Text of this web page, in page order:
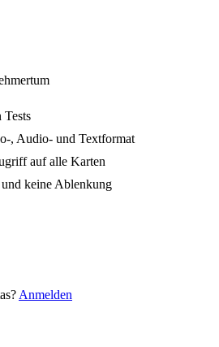
, Audio- und Textformat
auf alle Karten
keine Ablenkung
Anmelden